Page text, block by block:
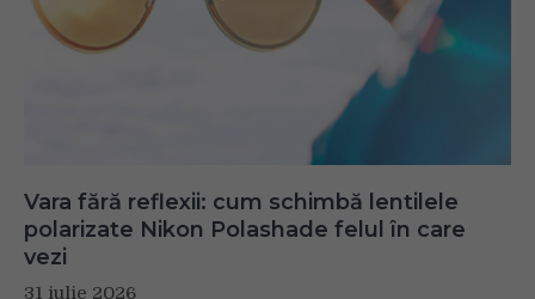
Vara fără reflexii: cum schimbă lentilele
polarizate Nikon Polashade felul în care
vezi
31 iulie 2026